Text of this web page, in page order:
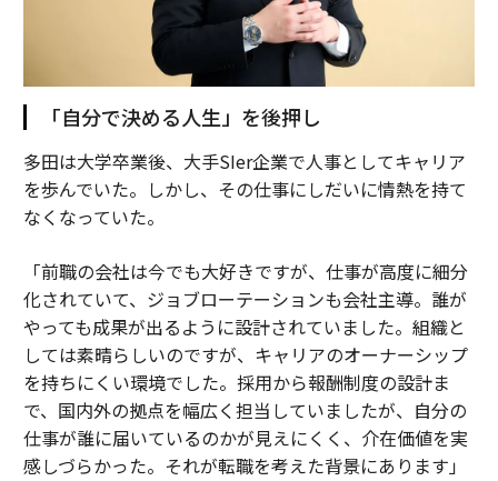
「自分で決める人生」を後押し
多田は大学卒業後、大手SIer企業で人事としてキャリア
を歩んでいた。しかし、その仕事にしだいに情熱を持て
なくなっていた。
「前職の会社は今でも大好きですが、仕事が高度に細分
化されていて、ジョブローテーションも会社主導。誰が
やっても成果が出るように設計されていました。組織と
しては素晴らしいのですが、キャリアのオーナーシップ
を持ちにくい環境でした。採用から報酬制度の設計ま
で、国内外の拠点を幅広く担当していましたが、自分の
仕事が誰に届いているのかが見えにくく、介在価値を実
感しづらかった。それが転職を考えた背景にあります」